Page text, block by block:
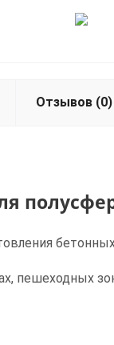
Отзывов (0)
пешеходных